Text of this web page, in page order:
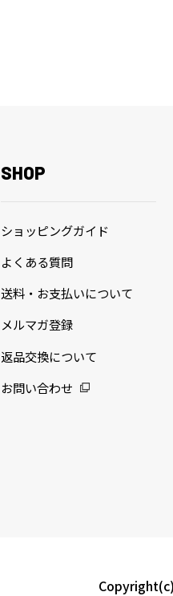
SHOP
ショッピングガイド
よくある質問
送料・お支払いについて
メルマガ登録
返品交換について
お問い合わせ